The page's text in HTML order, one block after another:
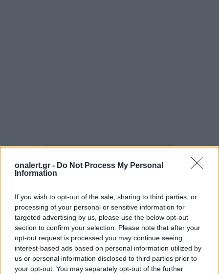
onalert.gr - Do Not Process My Personal
Information
If you wish to opt-out of the sale, sharing to third parties, or
processing of your personal or sensitive information for
targeted advertising by us, please use the below opt-out
section to confirm your selection. Please note that after your
opt-out request is processed you may continue seeing
interest-based ads based on personal information utilized by
us or personal information disclosed to third parties prior to
your opt-out. You may separately opt-out of the further
Διάβασε επίσης
News και μάθετε πρώτοι όλες τις ειδήσεις
για την άμυνα.